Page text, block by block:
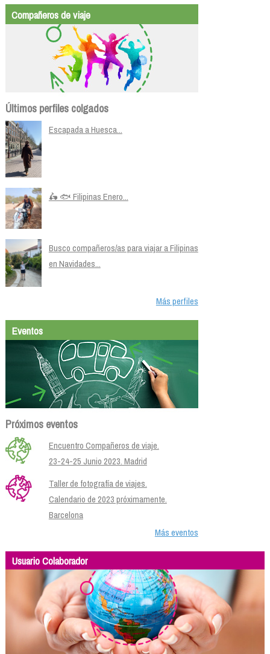
Compañeros de viaje
Últimos perfiles colgados
Escapada a Huesca...
🛵 🐟 Filipinas Enero...
Busco compañeros/as para viajar a Filipinas
en Navidades...
Más perfiles
Eventos
Próximos eventos
Encuentro Compañeros de viaje.
23-24-25 Junio 2023. Madrid
Taller de fotografía de viajes.
Calendario de 2023 próximamente.
Barcelona
Más eventos
Usuario Colaborador